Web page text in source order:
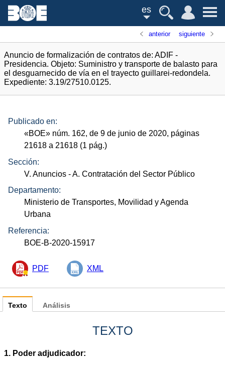
es
anterior siguiente
Anuncio de formalización de contratos de: ADIF -
Presidencia. Objeto: Suministro y transporte de balasto para
el desguarnecido de vía en el trayecto guillarei-redondela.
Expediente: 3.19/27510.0125.
Publicado en:
«BOE» núm. 162, de 9 de junio de 2020, páginas
21618 a 21618 (1 pág.)
Sección:
V. Anuncios - A. Contratación del Sector Público
Departamento:
Ministerio de Transportes, Movilidad y Agenda
Urbana
Referencia:
BOE-B-2020-15917
PDF XML
Texto
TEXTO
1. Poder adjudicador:
Análisis